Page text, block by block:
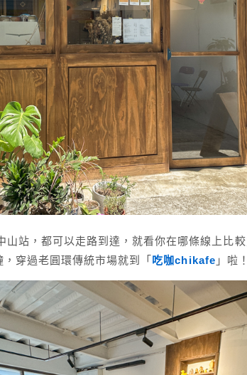
山站，都可以走路到達，就看你在哪條線上比
穿過老圓環傳統市場就到「 吃咖chikafe 」啦！